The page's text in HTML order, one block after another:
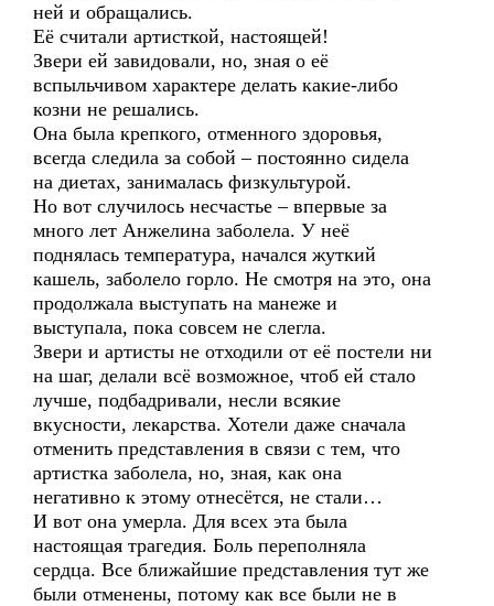
ней и обращались.
Её считали артисткой, настоящей!
Звери ей завидовали, но, зная о её
вспыльчивом характере делать какие-либо
козни не решались.
Она была крепкого, отменного здоровья,
всегда следила за собой – постоянно сидела
на диетах, занималась физкультурой.
Но вот случилось несчастье – впервые за
много лет Анжелина заболела. У неё
поднялась температура, начался жуткий
кашель, заболело горло. Не смотря на это, она
продолжала выступать на манеже и
выступала, пока совсем не слегла.
Звери и артисты не отходили от её постели ни
на шаг, делали всё возможное, чтоб ей стало
лучше, подбадривали, несли всякие
вкусности, лекарства. Хотели даже сначала
отменить представления в связи с тем, что
артистка заболела, но, зная, как она
негативно к этому отнесётся, не стали…
И вот она умерла. Для всех эта была
настоящая трагедия. Боль переполняла
сердца. Все ближайшие представления тут же
были отменены, потому как все были не в